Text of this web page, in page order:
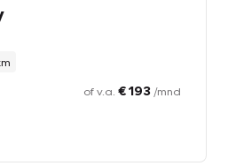
of v.a. € 193 /mnd